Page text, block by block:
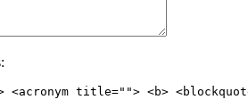
title=""> <b>